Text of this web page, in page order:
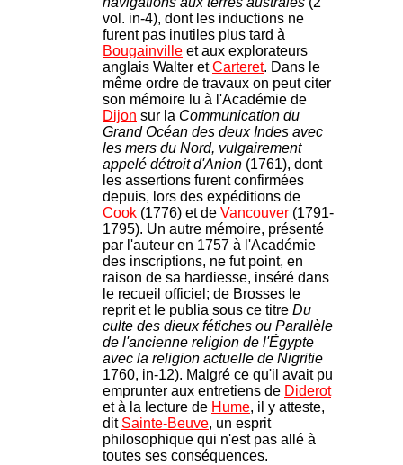
vol. in-4), dont les inductions ne
furent pas inutiles plus tard à
Bougainville et aux explorateurs
anglais Walter etCarteret. Dans le
même ordre de travaux on peut citer
son mémoire lu à l'Académie de
Dijon sur la Communication du
Grand Océan des deux Indes avec
les mers du Nord, vulgairement
appelé détroit d'Anion (1761), dont
les assertions furent confirmées
depuis, lors des expéditions de
Cook (1776) et de Vancouver (1791-
1795). Un autre mémoire, présenté
par l'auteur en 1757 à l'Académie
des inscriptions, ne fut point, en
raison de sa hardiesse, inséré dans
le recueil officiel; de Brosses le
reprit et le publia sous ce titre Du
culte des dieux fétiches ou Parallèle
de l'ancienne religion de l'Égypte
avec la religion actuelle de Nigritie
1760, in-12). Malgré ce qu'il avait pu
emprunter aux entretiens de Diderot
et à la lecture de Hume, il y atteste,
dit Sainte-Beuve, un esprit
philosophique qui n'est pas allé à
toutes ses conséquences.